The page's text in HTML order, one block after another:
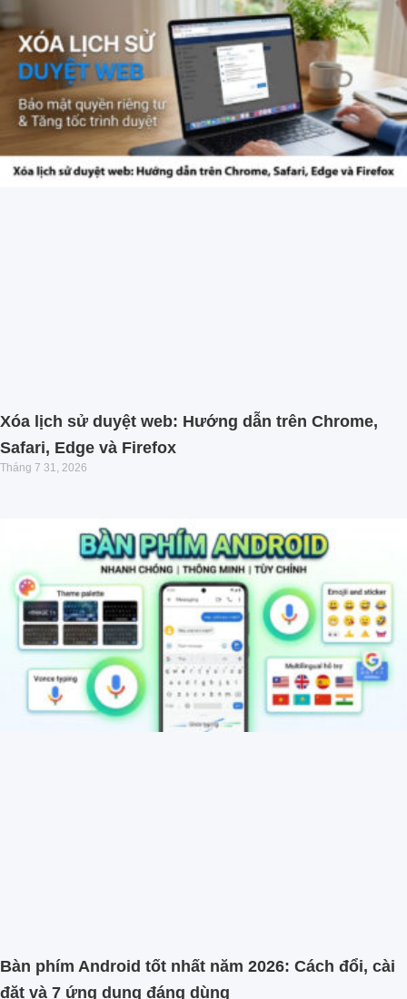
Xóa lịch sử duyệt web: Hướng dẫn trên Chrome,
Safari, Edge và Firefox
Tháng 7 31, 2026
Bàn phím Android tốt nhất năm 2026: Cách đổi, cài
đặt và 7 ứng dụng đáng dùng